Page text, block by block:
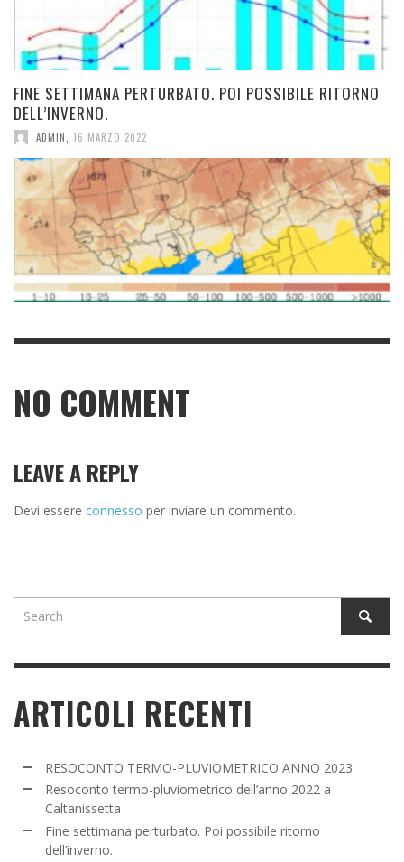
FINE SETTIMANA PERTURBATO. POI POSSIBILE RITORNO
DELL’INVERNO.
ADMIN 16 MARZO 2022
NO COMMENT
LEAVE A REPLY
Devi essere connesso per inviare un commento.
ARTICOLI RECENTI
RESOCONTO TERMO-PLUVIOMETRICO ANNO 2023
Resoconto termo-pluviometrico dell’anno 2022 a
Caltanissetta
Fine settimana perturbato. Poi possibile ritorno
dell’inverno.